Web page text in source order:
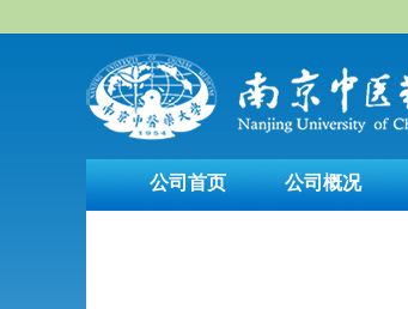
公司首页 公司概况